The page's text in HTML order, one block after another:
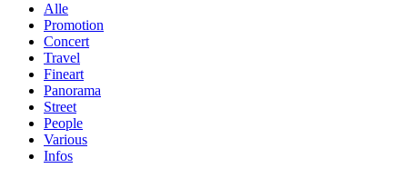
Alle
Promotion
Concert
Travel
Fineart
Panorama
Street
People
Various
Infos